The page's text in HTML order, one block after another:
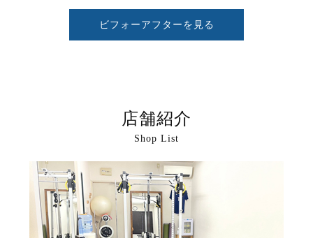
ビフォーアフターを見る
店舗紹介
Shop List